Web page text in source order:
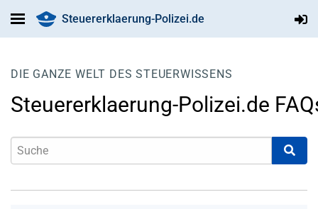
Steuererklaerung-Polizei.de
DIE GANZE WELT DES STEUERWISSENS
Steuererklaerung-Polizei.de